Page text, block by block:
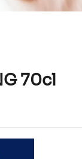
70cl